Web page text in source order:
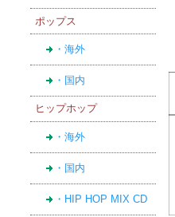
ポップス
・海外
・国内
ヒップホップ
・海外
・国内
・HIP HOP MIX CD